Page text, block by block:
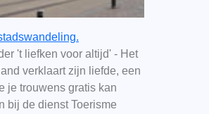
't liefken voor altijd' - Het
verklaart zijn liefde, een
je trouwens gratis kan
bij de dienst Toerisme